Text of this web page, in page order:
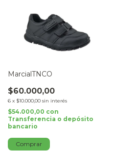
MarcialTNCO
$60.000,00
6 x $10.000,00 sin interés
$54.000,00 con
Transferencia o depósito
bancario
Comprar